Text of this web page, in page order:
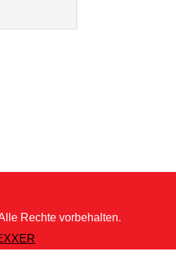
Rechte vorbehalten.